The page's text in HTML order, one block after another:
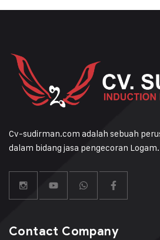
Cv-sudirman.com adalah sebuah
dalam bidang jasa pengecoran Logam.
Contact Company